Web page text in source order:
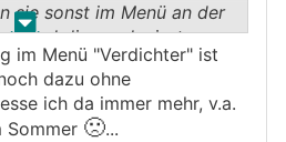
. .
sie sonst im Menü an der
und die produzierte
Läuft das anders?
im Menü "Verdichter" ist
dazu ohne
ich da immer mehr, v.a.
Sommer 🙁...